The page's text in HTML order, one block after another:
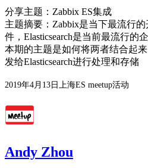
分享主题：Zabbix ES集成
主题摘要：Zabbix是当下最流行
件，Elasticsearch是当前最流行的
本期的主题是如何将两者结合起
发给Elasticsearch进行处理和存储
2019年4月13日上海ES meetup活动
Andy Zhou